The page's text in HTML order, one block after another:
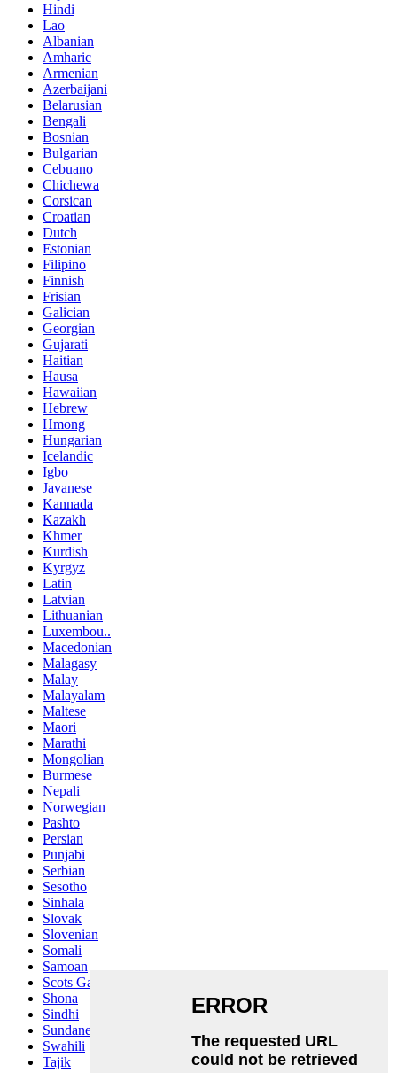
Hindi
Lao
Albanian
Amharic
Armenian
Azerbaijani
Belarusian
Bengali
Bosnian
Bulgarian
Cebuano
Chichewa
Corsican
Croatian
Dutch
Estonian
Filipino
Finnish
Frisian
Galician
Georgian
Gujarati
Haitian
Hausa
Hawaiian
Hebrew
Hmong
Hungarian
Icelandic
Igbo
Javanese
Kannada
Kazakh
Khmer
Kurdish
Kyrgyz
Latin
Latvian
Lithuanian
Luxembou..
Macedonian
Malagasy
Malay
Malayalam
Maltese
Maori
Marathi
Mongolian
Burmese
Nepali
Norwegian
Pashto
Persian
Punjabi
Serbian
Sesotho
Sinhala
Slovak
Slovenian
Somali
Samoan
Scots Gaelic
Shona
Sindhi
Sundanese
Swahili
Tajik